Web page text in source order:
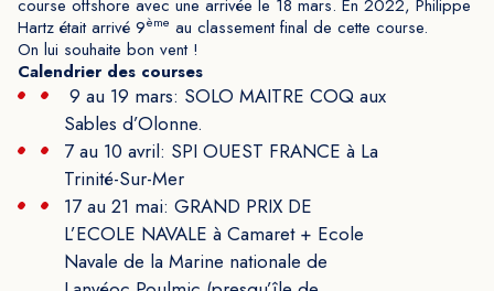
course offshore avec une arrivée le 18 mars. En 2022, Philippe
Hartz était arrivé 9ème au classement final de cette course.
On lui souhaite bon vent !
Calendrier des courses
9 au 19 mars: SOLO MAITRE COQ aux
Sables d’Olonne.
7 au 10 avril: SPI OUEST FRANCE à La
Trinité-Sur-Mer
17 au 21 mai: GRAND PRIX DE
L’ECOLE NAVALE à Camaret + Ecole
Navale de la Marine nationale de